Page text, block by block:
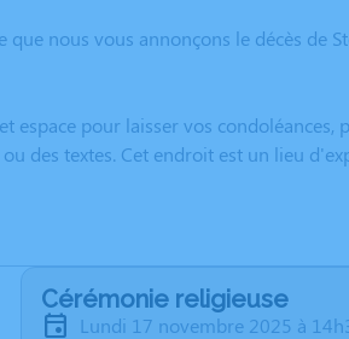
que nous vous annonçons le décès
espace pour laisser vos
des textes. Cet endroit est un lieu
Cérémonie religieuse
lundi 17 novembre 2025 à